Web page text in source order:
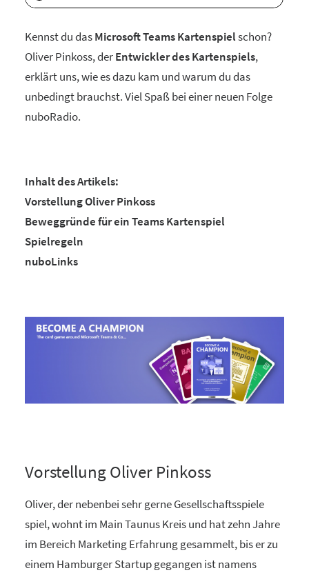
Kennst du dasMicrosoft Teams Kartenspielschon?
Oliver Pinkoss, derEntwickler des Kartenspiels,
erklärt uns, wie es dazu kam und warum du das
unbedingt brauchst. Viel Spaß bei einer neuen Folge
nuboRadio.
Inhalt des Artikels:
Vorstellung Oliver Pinkoss
Beweggründe für ein Teams Kartenspiel
Spielregeln
nuboLinks
Vorstellung Oliver Pinkoss
Oliver, der nebenbei sehr gerne Gesellschaftsspiele
spiel, wohnt im Main Taunus Kreis und hat zehn Jahre
im Bereich Marketing Erfahrung gesammelt, bis er zu
einem Hamburger Startup gegangen ist namens